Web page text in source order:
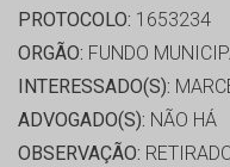
PROTOCOLO: 1653234
ORGÃO: FUNDO
INTERESSADO(S):
ADVOGADO(S): NÃO HÁ
OBSERVAÇÃO: